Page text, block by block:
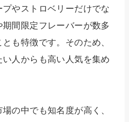
やストロベリーだけでな
間限定フレーバーが数多
も特徴です。そのため、
人からも高い人気を集め
の中でも知名度が高く、